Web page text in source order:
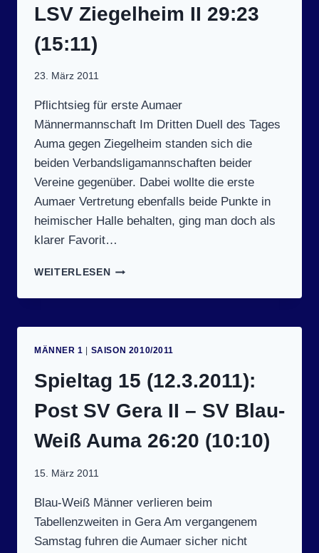
UMA 2
3:27 (
LSV Ziegelheim II 29:23
(15:11)
23. März 2011
Pflichtsieg für erste Aumaer
Männermannschaft Im Dritten Duell des Tages
Auma gegen Ziegelheim standen sich die
beiden Verbandsligamannschaften beider
Vereine gegenüber. Dabei wollte die erste
Aumaer Vertretung ebenfalls beide Punkte in
heimischer Halle behalten, ging man doch als
klarer Favorit…
WEITERLESENSPIELTAG
(20.3.2011):
BLAU-
SV Z
IEGELHEIM I
15:11)
MÄNNER 1 SAISON 2010/2011
Spieltag 15 (12.3.2011):
Post SV Gera II – SV Blau-
Weiß Auma 26:20 (10:10)
15. März 2011
Blau-Weiß Männer verlieren beim
Tabellenzweiten in Gera Am vergangenem
Samstag fuhren die Aumaer sicher nicht